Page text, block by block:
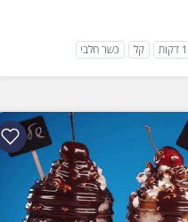
קל כשר חלבי